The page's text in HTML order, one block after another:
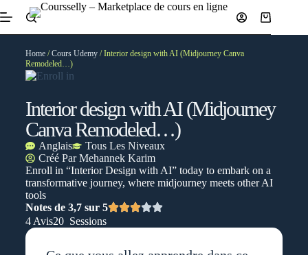
Home/Cours Udemy/ Interior design with AI (Midjourney Canva
Remodeled…)
Interior design with AI (Midjourney
Canva Remodeled…)
Anglais
Tous Les Niveaux
Créé ParMehannek Karim
Enroll in “Interior Design with AI” today to embark on a
transformative journey, where midjourney meets other AI
tools
Notes de 3,7 sur 5
4 Avis20 Sessions